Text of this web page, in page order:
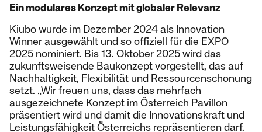
Ein modulares Konzept mit globaler Relevanz
Kiubo wurde im Dezember 2024 als Innovation
Winner ausgewählt und so offiziell für die EXPO
2025 nominiert. Bis 13. Oktober 2025 wird das
zukunftsweisende Baukonzept vorgestellt, das auf
Nachhaltigkeit, Flexibilität und Ressourcenschonung
setzt. „Wir freuen uns, dass das mehrfach
ausgezeichnete Konzept im Österreich Pavillon
präsentiert wird und damit die Innovationskraft und
Leistungsfähigkeit Österreichs repräsentieren darf.